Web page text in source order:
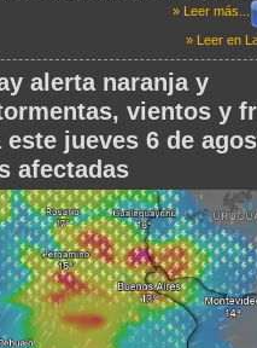
» Leer más...
» Leer en
alerta naranja y
vientos y
jueves 6 de
afectadas